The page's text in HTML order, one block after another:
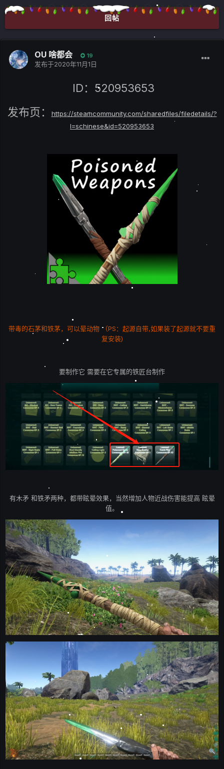
回帖
OU 啥都会 19
发布于2020年11月1日
ID：520953653
发布页：
https://steamcommunity.com/sharedfiles/filedetails/?
l=schinese&id=520953653
带毒的石茅和铁茅，可以晕动物 （PS：起源自带,如果装了起源就不要重
复安装)
要制作它 需要在它专属的铁匠台制作
有木矛 和铁矛两种，都带眩晕效果，当然增加人物近战伤害能提高 眩晕
值。